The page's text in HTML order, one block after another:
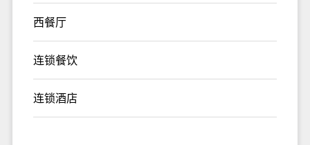
西餐厅
连锁餐饮
连锁酒店